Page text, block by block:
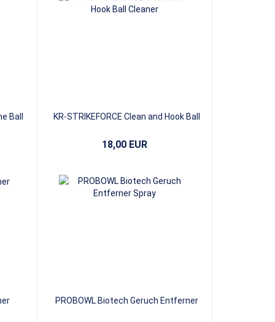
Ball
KR-STRIKEFORCE Clean and Hook Ball
18,00 EUR
PROBOWL Biotech Geruch Entferner